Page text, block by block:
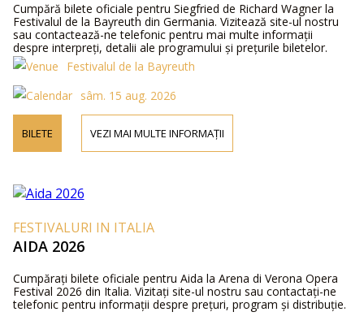
Cumpără bilete oficiale pentru Siegfried de Richard Wagner la
Festivalul de la Bayreuth din Germania. Vizitează site-ul nostru
sau contactează-ne telefonic pentru mai multe informații
despre interpreți, detalii ale programului și prețurile biletelor.
Festivalul de la Bayreuth
sâm. 15 aug. 2026
BILETE VEZI MAI MULTE INFORMAȚII
FESTIVALURI IN ITALIA
AIDA 2026
Cumpărați bilete oficiale pentru Aida la Arena di Verona Opera
Festival 2026 din Italia. Vizitați site-ul nostru sau contactați-ne
telefonic pentru informații despre prețuri, program și distribuție.